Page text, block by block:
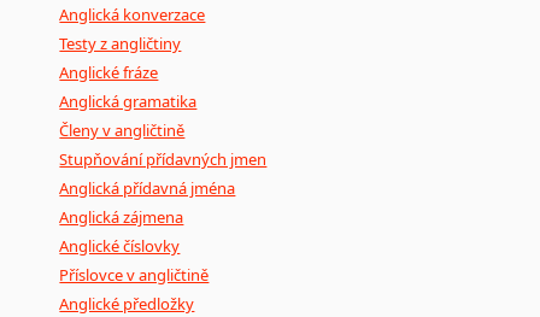
Anglická konverzace
Testy z angličtiny
Anglické fráze
Anglická gramatika
Členy v angličtině
Stupňování přídavných jmen
Anglická přídavná jména
Anglická zájmena
Anglické číslovky
Příslovce v angličtině
Anglické předložky